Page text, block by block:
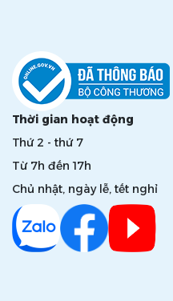
Thời gian hoạt động
Thứ 2 - thứ 7
Từ 7h đến 17h
Chủ nhật, ngày lễ, tết nghỉ